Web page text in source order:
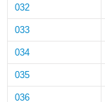
032
033
034
035
036